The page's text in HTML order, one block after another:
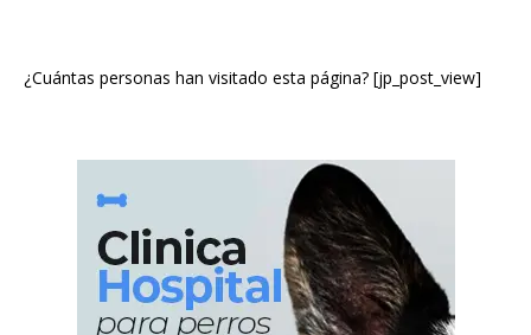
¿Cuántas personas han visitado esta página? [jp_post_view]